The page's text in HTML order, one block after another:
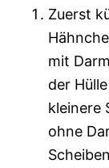
Zuerst
mit
der
kleinere
ohne